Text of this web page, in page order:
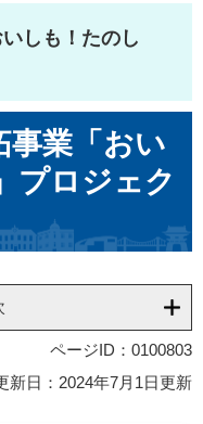
しも！たのし
事業「おい
プロジェク
ページID：0100803
新日：2024年7月1日更新